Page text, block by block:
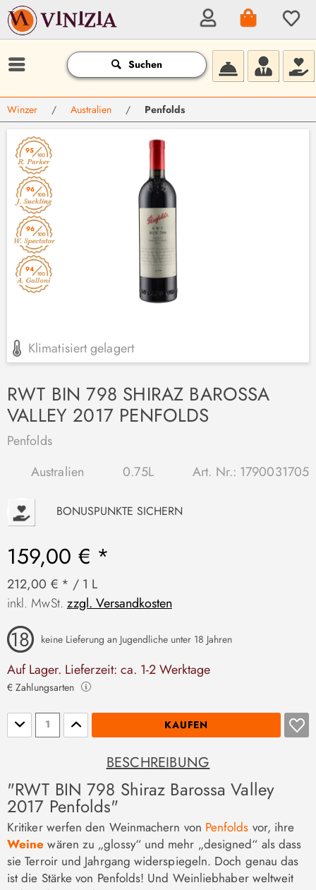
Suchen
Winzer / Australien / Penfolds
95
96
96
94
Klimatisiert gelagert
RWT BIN 798 SHIRAZ BAROSSA
VALLEY 2017 PENFOLDS
Penfolds
Australien
0.75L Art. Nr.: 1790031705
P BONUSPUNKTE SICHERN
159,00 € *
212,00 € * / 1 L
inkl. MwSt. zzgl. Versandkosten
keine Lieferung an Jugendliche unter 18 Jahren
Auf Lager. Lieferzeit: ca. 1-2 Werktage
€ Zahlungsarten
Stückzahl KAUFEN
BESCHREIBUNG
"RWT BIN 798 Shiraz Barossa Valley
2017 Penfolds"
Kritiker werfen den Weinmachern von Penfolds vor, ihre
Weine wären zu „glossy“ und mehr „designed“ als dass
sie Terroir und Jahrgang widerspiegeln. Doch genau das
ist die Stärke von Penfolds! Und Weinliebhaber weltweit